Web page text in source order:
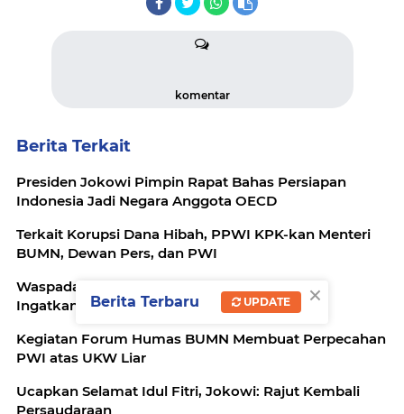
komentar
Berita Terkait
Presiden Jokowi Pimpin Rapat Bahas Persiapan
Indonesia Jadi Negara Anggota OECD
Terkait Korupsi Dana Hibah, PPWI KPK-kan Menteri
BUMN, Dewan Pers, dan PWI
Waspadai Polda Baru TPPU, Presiden Jokowi
Ingatkan Menterinya
Kegiatan Forum Humas BUMN Membuat Perpecahan
PWI atas UKW Liar
Ucapkan Selamat Idul Fitri, Jokowi: Rajut Kembali
Persaudaraan
×
Berita Terbaru UPDATE